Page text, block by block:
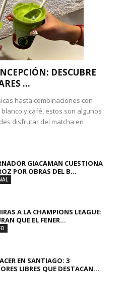
DESCUBRE
...
hasta combinaciones con
y café, estos son algunos
disfrutar del matcha en
GIACAMAN CUESTIONA
POR OBRAS DEL B...
A LA CHAMPIONS LEAGUE:
QUE EL FENER...
EN SANTIAGO: 3
LIBRES QUE DESTACAN...